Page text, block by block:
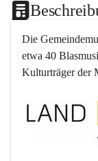
Die
etwa 40
Kulturträger der